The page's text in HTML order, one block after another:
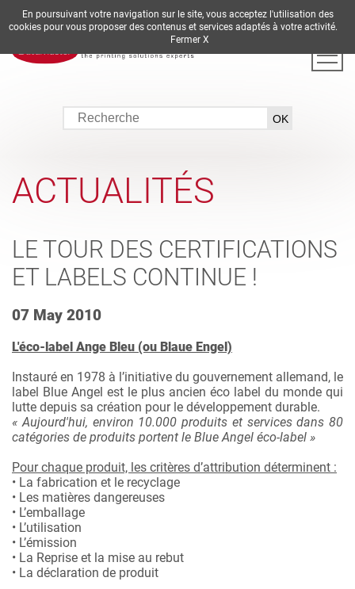
DE EN ES FR IT
ACTUALITÉS
LE TOUR DES CERTIFICATIONS
ET LABELS CONTINUE !
07 May 2010
L'éco-label Ange Bleu (ou Blaue Engel)
Instauré en 1978 à l’initiative du gouvernement allemand, le
label Blue Angel est le plus ancien éco label du monde qui
lutte depuis sa création pour le développement durable.
« Aujourd'hui, environ 10.000 produits et services dans 80
catégories de produits portent le Blue Angel éco-label »
Pour chaque produit, les critères d’attribution déterminent :
• La fabrication et le recyclage
• Les matières dangereuses
• L’emballage
• L’utilisation
• L’émission
• La Reprise et la mise au rebut
• La déclaration de produit
En poursuivant votre navigation sur le site, vous acceptez l'utilisation des
cookies pour vous proposer des contenus et services adaptés à votre activité.
Fermer X